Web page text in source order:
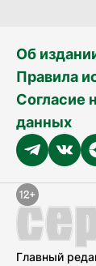
Об
Правила
Согласие
данных
Главный